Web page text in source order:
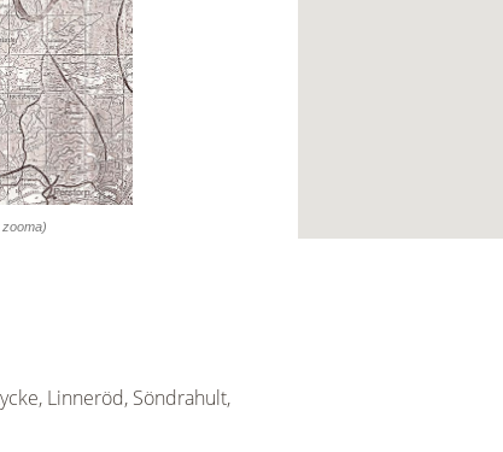
Linneröd, Söndrahult,